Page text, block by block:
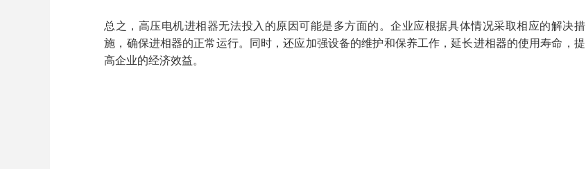
总之，高压电机进相器无法投入的原因可能是多方面的。企业应根据具体情况采取相应的解决措
施，确保进相器的正常运行。同时，还应加强设备的维护和保养工作，延长进相器的使用寿命，提
高企业的经济效益。